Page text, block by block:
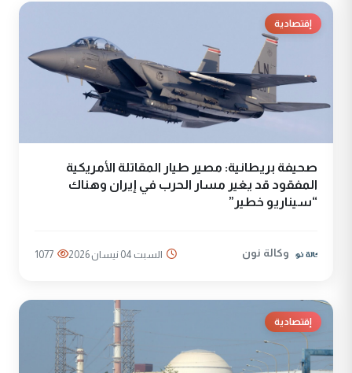
إقتصادية
صحيفة بريطانية: مصير طيار المقاتلة الأمريكية
المفقود قد يغير مسار الحرب في إيران وهناك
“سيناريو خطير”
وكالة نون السبت 04 نيسان 2026 1077
إقتصادية